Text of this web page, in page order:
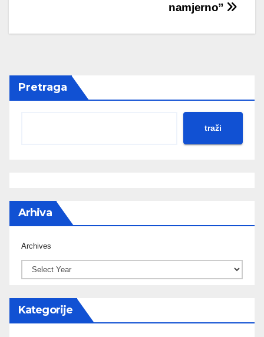
namjerno”
Pretraga
traži
Arhiva
Archives
Kategorije